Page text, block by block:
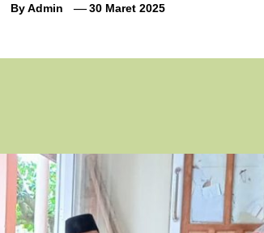
ByAdmin 30 Maret 2025